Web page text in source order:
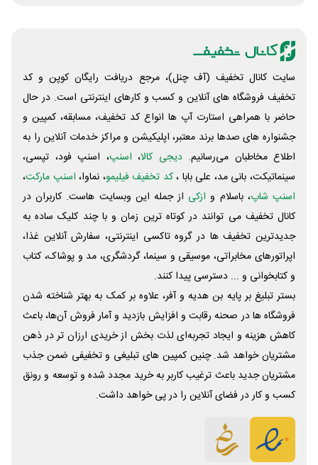
سایت کانال تخفیف (آف چنل)، مرجع دریافت رایگان کوپن و کد
تخفیف فروشگاه های آنلاین و کسب و‌ کارهای اینترنتی است. در حال
حاضر با همراهی استارت آپ ها انواع کد تخفیف، مسابقه، کمپین و
جشنواره های صدها برند معتبر، اپلیکیشن و مراکز خدمات آنلاین را به
اطلاع مخاطبان می‌رسانیم. دیجی کالا، اسنپ، اسنپ فود، تپسی،
سینماتیکت، بانی مد، علی‌ بابا ،کد تخفیف فیلیمو، نماوا، اسنپ مارکت،
اسنپ شاپ، باسلام و ازکی از جمله این وبسایت ‌هاست. کاربران در
کانال تخفیف می توانند در کوتاه ترین زمان و با چند کلیک ساده به
جدیدترین تخفیف ها در گروه تاکسی اینترنتی، سفارش آنلاین غذا،
اپراتورهای مخابراتی، موسیقی و سینما، گردشگری، مد و پوشاک، کتاب
و کتابخوانی و ... دسترسی پیدا کنند.
بستر تبلیغ بر پایه بن هدیه و آفر، علاوه بر کمک به بهتر شناخته شدن
فروشگاه ها در صحنه رقابت و افزایش بازدید و آمار فروش آن‌ها، باعث
کاهش هزینه و ایجاد تجربه‌ای لذت بخش از خریدی ارزان تر در ذهن
مشتریان خواهد شد. چنین کمپین های تبلیغی و تخفیفی ضمن جذب
مشتریان جدید باعث ترغیب کاربر به خرید مجدد شده و توسعه و رونق
کسب و کار در فضای آنلاین را در پی خواهد داشت.